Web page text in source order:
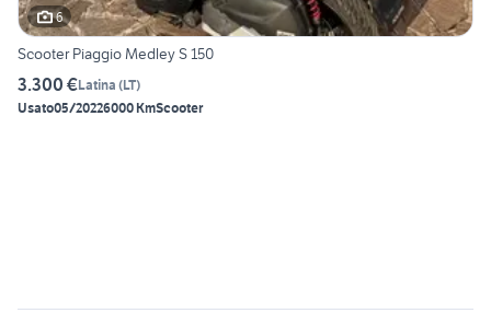
6
Scooter Piaggio Medley S 150
3.300 €Latina (LT)
Usato05/20226000 KmScooter